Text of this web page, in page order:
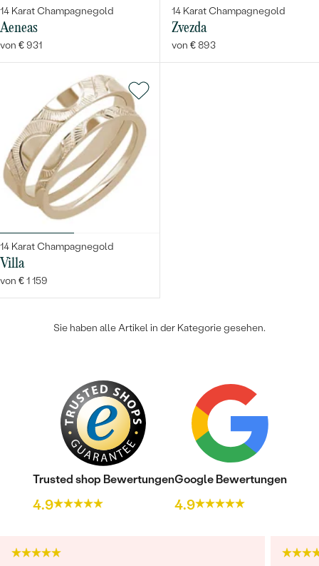
14 Karat Champagnegold
Aeneas
von € 931
14 Karat Champagnegold
Zvezda
von € 893
14 Karat Champagnegold
Villa
von € 1 159
Sie haben alle Artikel in der Kategorie gesehen.
Trusted shop Bewertungen
4.9
Google Bewertungen
4.9